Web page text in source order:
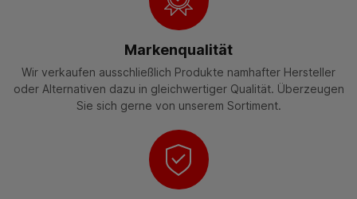
Markenqualität
Wir verkaufen ausschließlich Produkte namhafter Hersteller
oder Alternativen dazu in gleichwertiger Qualität. Überzeugen
Sie sich gerne von unserem Sortiment.